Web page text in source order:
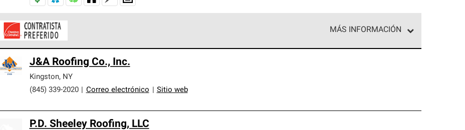
MÁS INFORMACIÓN
cumplen con altos estándares y requisitos estrictos de profesionalismo y confiabilidad.
J&A Roofing Co., Inc.
Kingston, NY
(845) 339-2020
Correo electrónico Sitio web
P.D. Sheeley Roofing, LLC